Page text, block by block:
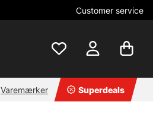
Customer service
Varemærker Superdeals